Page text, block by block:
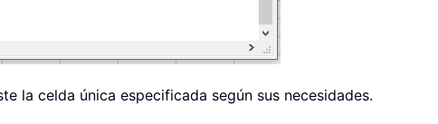
la celda única especificada según sus necesidades.